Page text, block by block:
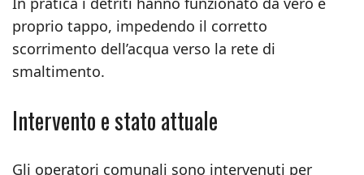
proprio tappo, impedendo il corretto
scorrimento dell’acqua verso la rete di
smaltimento.
Intervento e stato attuale
Gli operatori comunali sono intervenuti per